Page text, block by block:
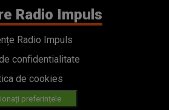
Radio Impuls
Radio Impuls
confidentialitate
de cookies
preferințele